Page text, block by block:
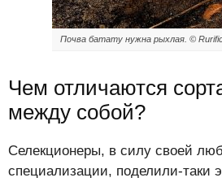
Почва батату нужна рыхлая. ©
Чем отличаются
между собой?
Селекционеры, в силу своей
специализации, поделили-таки